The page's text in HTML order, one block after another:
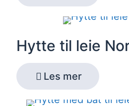
Hytte til leie
Les mer